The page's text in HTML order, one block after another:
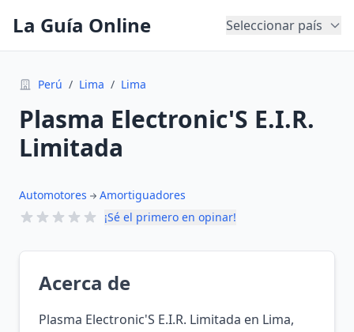
La Guía Online Seleccionar país
Perú / Lima / Lima
Plasma Electronic'S E.I.R.
Limitada
Automotores
Amortiguadores
¡Sé el primero en opinar!
Acerca de
Plasma Electronic'S E.I.R. Limitada en Lima,